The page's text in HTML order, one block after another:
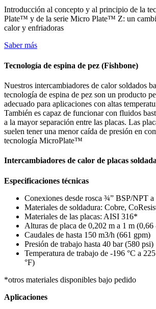
Introducción al concepto y al principio de la
Plate™ y de la serie Micro Plate™ Z: un
calor y enfriadoras
Saber más
Tecnología de espina de pez (Fishbone)
Nuestros intercambiadores de calor soldados
tecnología de espina de pez son un producto
adecuado para aplicaciones con altas
También es capaz de funcionar con fluidos
a la mayor separación entre las placas. Las
suelen tener una menor caída de presión en
tecnología MicroPlate™
Intercambiadores de calor de placas
Especificaciones técnicas
Conexiones desde rosca ¾” BSP/NPT
Materiales de soldadura: Cobre,
Materiales de las placas: AISI 316*
Alturas de placa de 0,202 m a 1 m (0,66
Caudales de hasta 150 m3/h (661 gpm)
Presión de trabajo hasta 40 bar (580 psi)
Temperatura de trabajo de -196 °C a
°F)
*otros materiales disponibles bajo pedido
Aplicaciones